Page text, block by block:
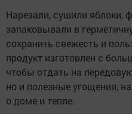
Нарезали, сушили яблоки,
запаковывали в
сохранить свежесть и
продукт изготовлен с
чтобы отдать на
но и полезные угощения,
о доме и тепле.